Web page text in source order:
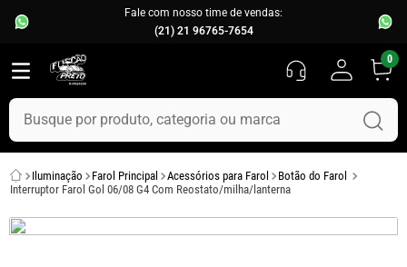
Fale com nosso time de vendas:
(21) 21 96765-7654
0
Busque por produto, categoria ou marca
Iluminação Farol Principal Acessórios para Farol
Botão do Farol
Interruptor Farol Gol 06/08 G4 Com Reostato/milha/lanterna